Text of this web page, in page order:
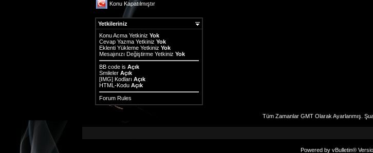
Konu Kapatılmıştır
Yetkileriniz
Konu Acma Yetkiniz Yok
Cevap Yazma Yetkiniz Yok
Eklenti Yükleme Yetkiniz Yok
Mesajınızı Değiştirme Yetkiniz Yok
BB code is Açık
Smileler Açık
[IMG] Kodları Açık
HTML-Kodu Açık
Forum Rules
Tüm Zamanlar GMT Olarak Ayarlanmış.
Powered by vBulletin®